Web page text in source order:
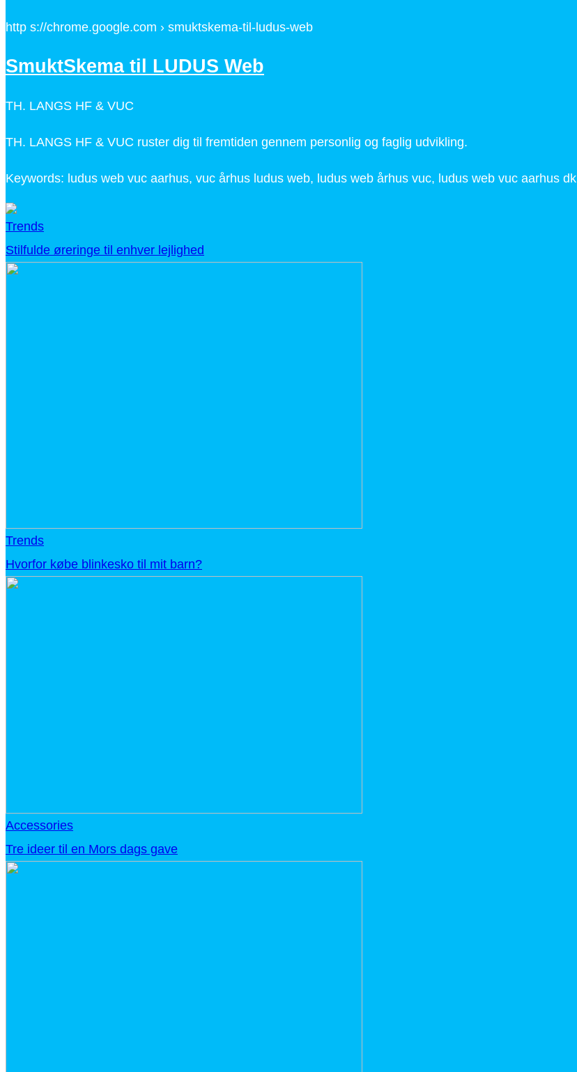
http s://chrome.google.com › smuktskema-til-ludus-web
SmuktSkema til LUDUS Web
TH. LANGS HF & VUC
TH. LANGS HF & VUC ruster dig til fremtiden gennem personlig og faglig udvikling.
Keywords: ludus web vuc aarhus, vuc århus ludus web, ludus web århus vuc, ludus web vuc aarhus dk
Trends
Stilfulde øreringe til enhver lejlighed
Trends
Hvorfor købe blinkesko til mit barn?
Accessories
Tre ideer til en Mors dags gave